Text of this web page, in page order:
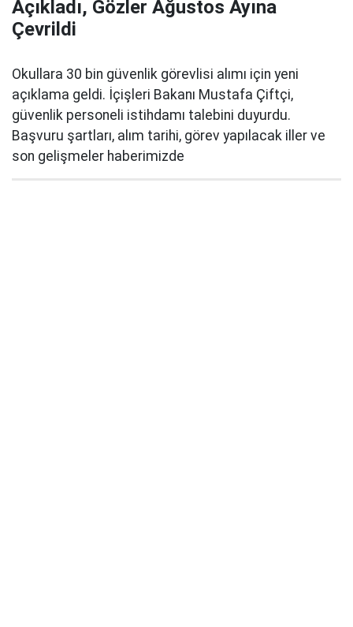
Açıkladı, Gözler Ağustos Ayına
Çevrildi
Okullara 30 bin güvenlik görevlisi alımı için yeni
açıklama geldi. İçişleri Bakanı Mustafa Çiftçi,
güvenlik personeli istihdamı talebini duyurdu.
Başvuru şartları, alım tarihi, görev yapılacak iller ve
son gelişmeler haberimizde